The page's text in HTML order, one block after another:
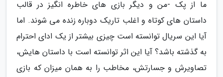
ما از پک -من و دیگر بازی های خاطره انگیز در قالب
داستان های کوتاه و اغلب تاریک دوباره زنده می شوند. اما
آیا این سریال توانسته است چیزی بیشتر از یک ادای احترام
به گذشته باشد؟ آیا این اثر توانسته است با داستان هایش،
تصاویرش و جسارتش، مخاطب را به همان میزان که بازی